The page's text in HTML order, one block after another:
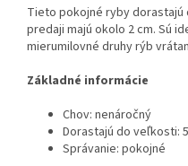
Tieto pokojné ryby
predaji majú okolo 2 cm. Sú
mierumilovné druhy rýb
Základné informácie
Chov: nenáročný
Dorastajú do veľkosti:
Správanie: pokojné